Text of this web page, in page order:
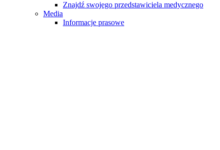
Znajdź swojego przedstawiciela medycznego
Media
Informacje prasowe